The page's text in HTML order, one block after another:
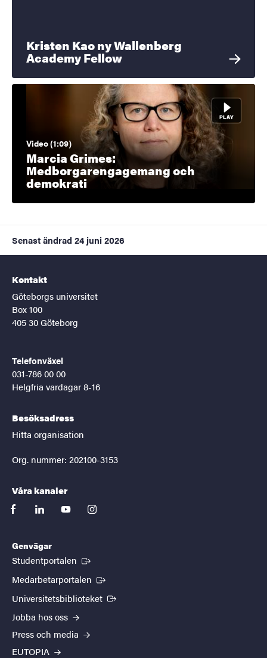
Kristen Kao ny Wallenberg
Academy Fellow
Video (1:09)
Marcia Grimes:
Medborgarengagemang och
demokrati
Senast ändrad 24 juni 2026
Kontakt
Göteborgs universitet
Box 100
405 30 Göteborg
Telefonväxel
031-786 00 00
Helgfria vardagar 8-16
Besöksadress
Hitta organisation
Org. nummer: 202100-3153
Våra kanaler
facebooklinkedinyoutubeinstagram
Genvägar
Studentportalen (Extern länk)
Medarbetarportalen (Extern länk)
Universitetsbiblioteket (Extern länk)
Jobba hos oss
Press och media
EUTOPIA